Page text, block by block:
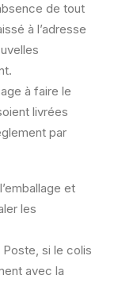
de tout
à l’adresse
à faire le
livrées
par
et
les
Poste, si le colis
avec la